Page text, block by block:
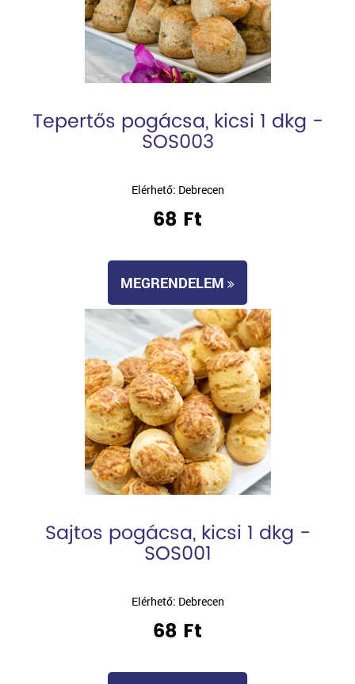
Tepertős pogácsa, kicsi 1 dkg -
SOS003
Elérhető: Debrecen
68 Ft
MEGRENDELEM
Sajtos pogácsa, kicsi 1 dkg -
SOS001
Elérhető: Debrecen
68 Ft